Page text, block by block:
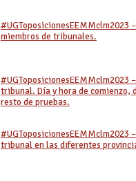
#UGToposicionesEEMMclm2023
miembros de tribunales.
#UGToposicionesEEMMclm2023
tribunal. Día y hora de comienzo,
resto de pruebas.
#UGToposicionesEEMMclm2023
tribunal en las diferentes